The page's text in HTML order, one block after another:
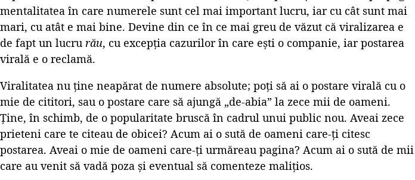
mentalitatea în care numerele sunt cel mai important lucru, iar cu cât sunt mai
mari, cu atât e mai bine. Devine din ce în ce mai greu de văzut că viralizarea e
de fapt un lucru rău, cu excepția cazurilor în care ești o companie, iar postarea
virală e o reclamă.
Viralitatea nu ține neapărat de numere absolute; poți să ai o postare virală cu o
mie de cititori, sau o postare care să ajungă „de-abia” la zece mii de oameni.
Ține, în schimb, de o popularitate bruscă în cadrul unui public nou. Aveai zece
prieteni care te citeau de obicei? Acum ai o sută de oameni care-ți citesc
postarea. Aveai o mie de oameni care-ți urmăreau pagina? Acum ai o sută de mii
care au venit să vadă poza și eventual să comenteze malițios.